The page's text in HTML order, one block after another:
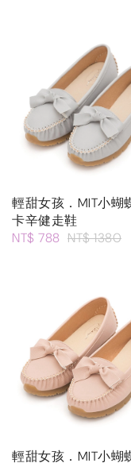
輕甜女孩．MIT小蝴
卡辛健走鞋
NT$ 788 NT$ 1380
輕甜女孩．MIT小蝴